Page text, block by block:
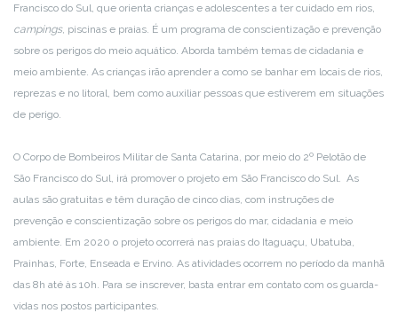
Francisco do Sul, que orienta crianças e adolescentes a ter cuidado em rios,
campings, piscinas e praias. É um programa de conscientização e prevenção
sobre os perigos do meio aquático. Aborda também temas de cidadania e
meio ambiente. As crianças irão aprender a como se banhar em locais de rios,
reprezas e no litoral, bem como auxiliar pessoas que estiverem em situações
de perigo.
O Corpo de Bombeiros Militar de Santa Catarina, por meio do 2º Pelotão de
São Francisco do Sul, irá promover o projeto em São Francisco do Sul. As
aulas são gratuitas e têm duração de cinco dias, com instruções de
prevenção e conscientização sobre os perigos do mar, cidadania e meio
ambiente. Em 2020 o projeto ocorrerá nas praias do Itaguaçu, Ubatuba,
Prainhas, Forte, Enseada e Ervino. As atividades ocorrem no período da manhã
das 8h até às 10h. Para se inscrever, basta entrar em contato com os guarda-
vidas nos postos participantes.